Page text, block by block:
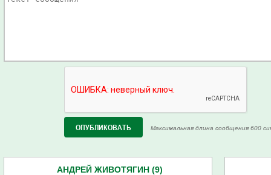
Максимальная длина сообщения 600
АНДРЕЙ ЖИВОТЯГИН (9)